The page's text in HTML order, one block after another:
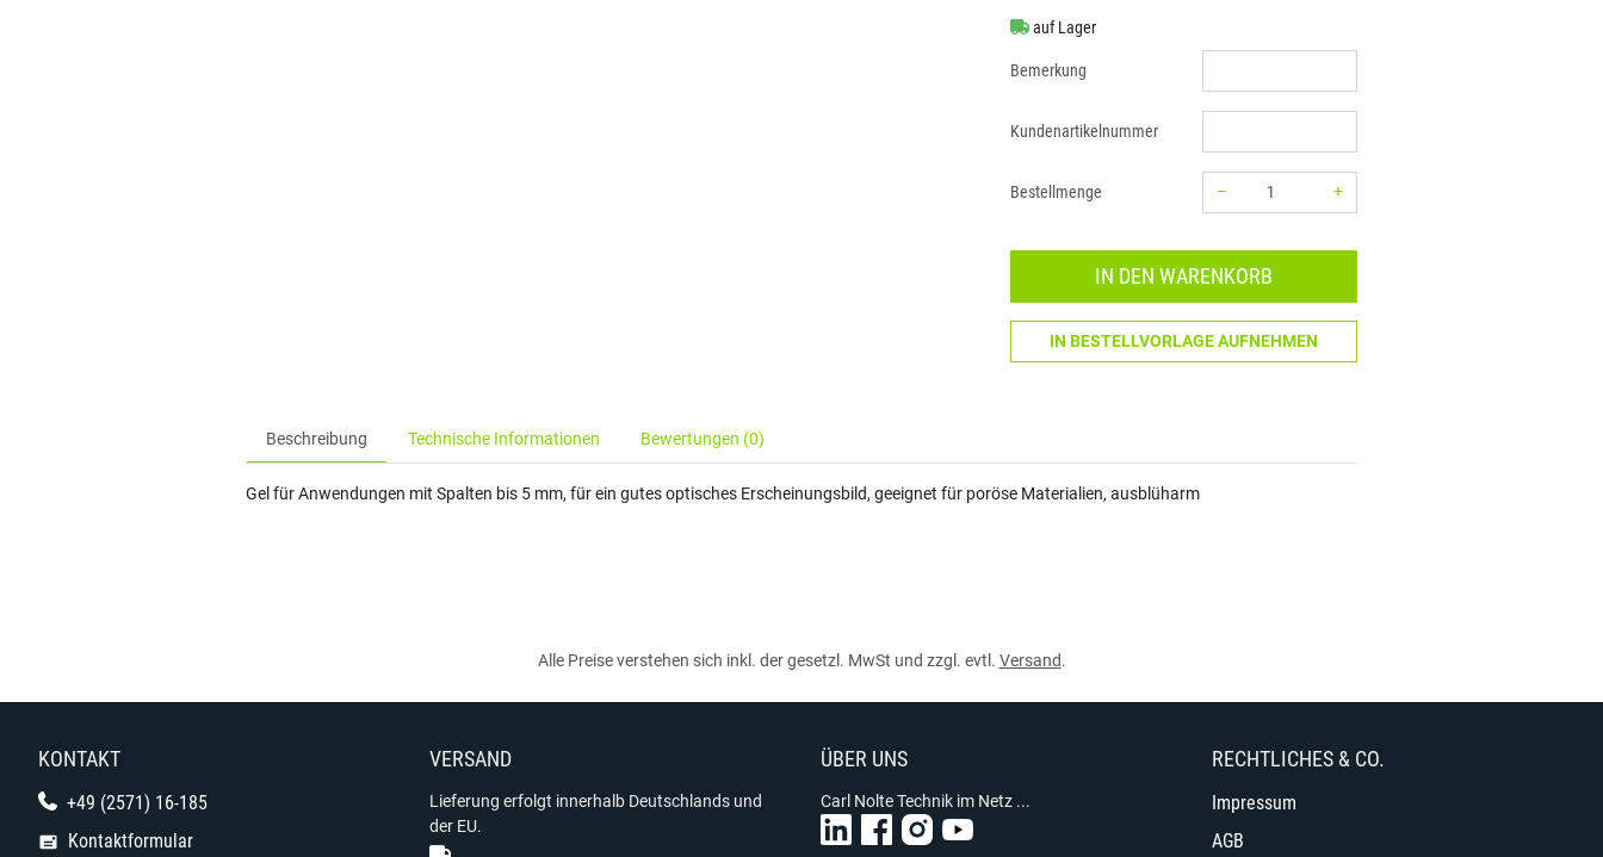
auf Lager
Bemerkung
Kundenartikelnummer
Bestellmenge –
+
IN DEN WARENKORB
IN BESTELLVORLAGE AUFNEHMEN
Beschreibung Technische Informationen Bewertungen (0)
Gel für Anwendungen mit Spalten bis 5 mm, für ein gutes optisches Erscheinungsbild, geeignet für poröse Materialien, ausblüharm
Alle Preise verstehen sich inkl. der gesetzl. MwSt und zzgl. evtl. Versand.
KONTAKT
+49 (2571) 16-185
Kontaktformular
VERSAND
Lieferung erfolgt innerhalb Deutschlands und
der EU.
ÜBER UNS
Carl Nolte Technik im Netz ...
RECHTLICHES & CO.
Impressum
AGB